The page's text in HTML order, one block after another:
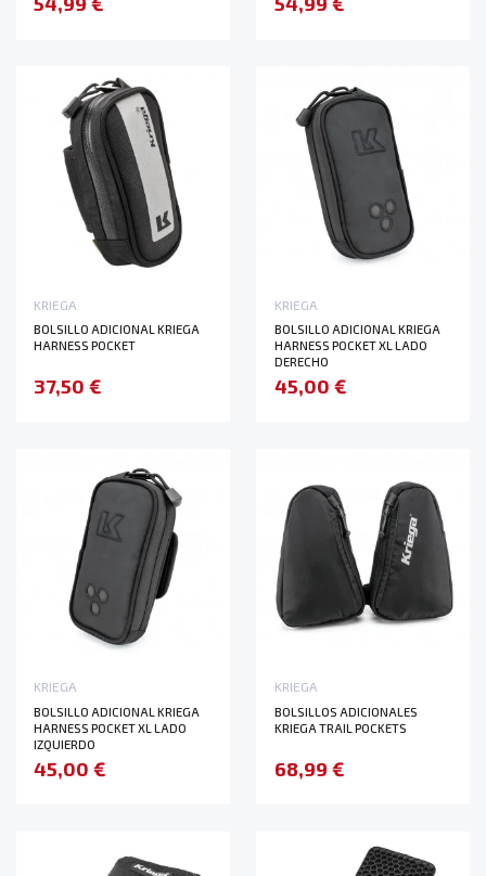
KRIEGA
BOLSILLO ADICIONAL KRIEGA
HARNESS POCKET
37,50 €
KRIEGA
BOLSILLO ADICIONAL KRIEGA
HARNESS POCKET XL LADO
DERECHO
45,00 €
KRIEGA
BOLSILLO ADICIONAL KRIEGA
HARNESS POCKET XL LADO
IZQUIERDO
45,00 €
KRIEGA
BOLSILLOS ADICIONALES
KRIEGA TRAIL POCKETS
68,99 €